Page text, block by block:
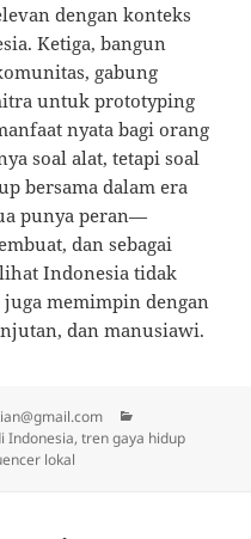
dengan konteks
Ketiga, bangun
gabung
untuk prototyping
nyata bagi orang
soal alat, tetapi soal
bersama dalam era
punya peran—
dan sebagai
Indonesia tidak
memimpin dengan
dan manusiawi.
Indonesia, tren gaya hidup
lokal